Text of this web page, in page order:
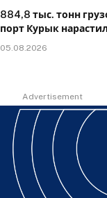
884,8 тыс. тонн
порт Курык
05.08.2026
Advertisement